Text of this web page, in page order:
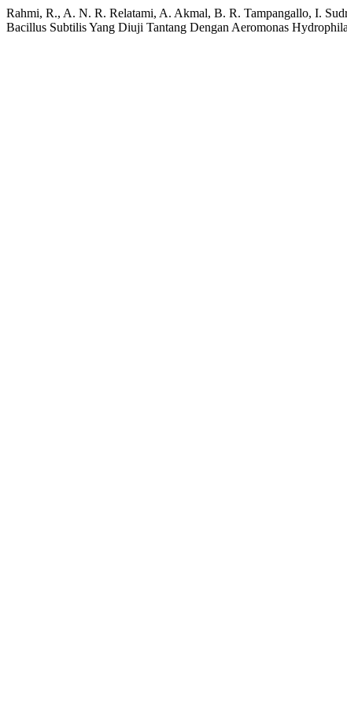
Rahmi, R., A. N. R. Relatami, A. Akmal, B. R. Tampangallo, I.
Bacillus Subtilis Yang Diuji Tantang Dengan Aeromonas